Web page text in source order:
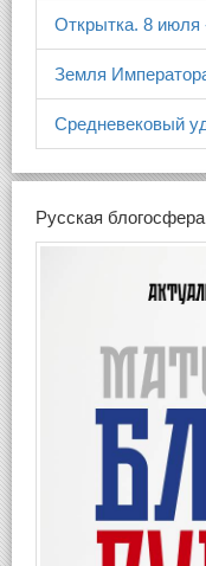
Открытка. 8 июля
Земля
Средневековый
Русская блогосфера